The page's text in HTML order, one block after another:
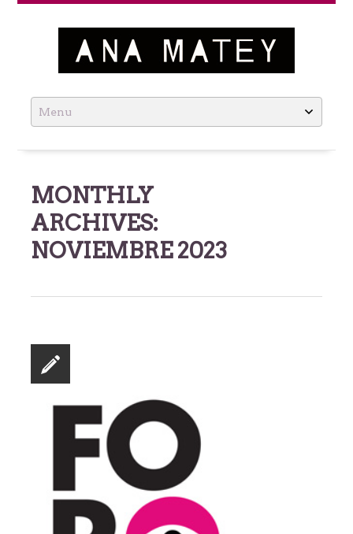
Skip
to
MONTHLY
ARCHIVES:
NOVIEMBRE 2023